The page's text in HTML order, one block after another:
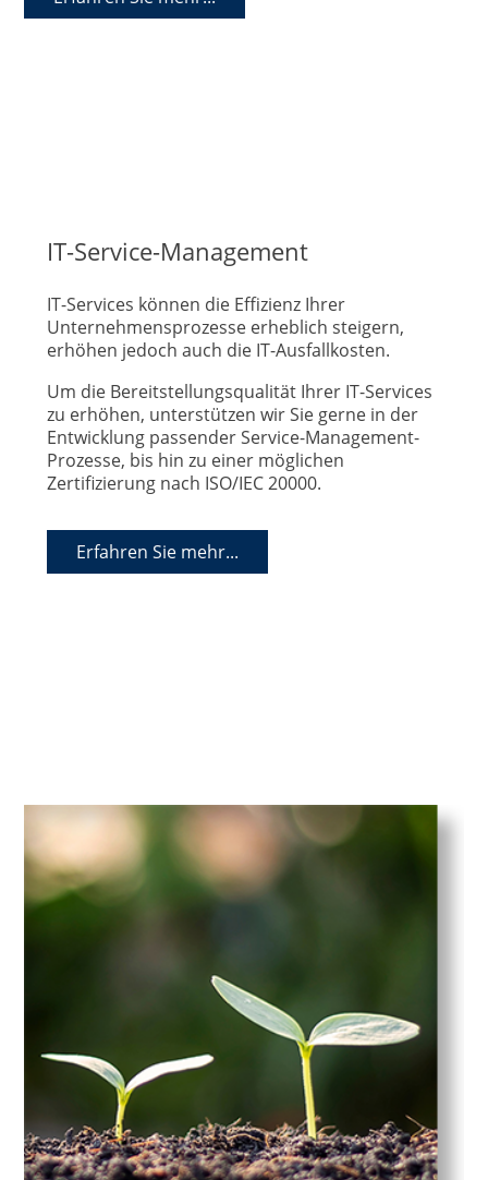
IT-Service-Management
IT-Services können die Effizienz Ihrer
Unternehmensprozesse erheblich steigern,
erhöhen jedoch auch die IT-Ausfallkosten.
Um die Bereitstellungsqualität Ihrer IT-Services
zu erhöhen, unterstützen wir Sie gerne in der
Entwicklung passender Service-Management-
Prozesse, bis hin zu einer möglichen
Zertifizierung nach ISO/IEC 20000.
Erfahren Sie mehr...